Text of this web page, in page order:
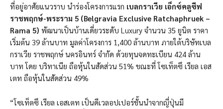
ที่อยู่อาศัยแนวราบ นำร่องโครงการแรก เบลกราเวีย เอ็กซ์คลูซีฟ
ราชพฤกษ์-พระราม 5 (Belgravia Exclusive Ratchaphruek –
Rama 5) พัฒนาเป็นบ้านเดี่ยวระดับ Luxury จำนวน 35 ยูนิต ราคา
เริ่มต้น 39 ล้านบาท มูลค่าโครงการ 1,400 ล้านบาท ภายใต้บริษัทเบล
กราเวีย ราชพฤกษ์ นครอินทร์ จำกัด ด้วยทุนจดทะเบียน 424 ล้าน
บาท โดย บริทาเนีย ถือหุ้นในสัดส่วน 51% ขณะที่ โซเท็ตซึ เรียล เอส
เตท ถือหุ้นในสัดส่วน 49%
“โซเท็ตซึ เรียล เอสเตท เป็นดีเวลอปเปอร์ชั้นนำจากญี่ปุ่นมี